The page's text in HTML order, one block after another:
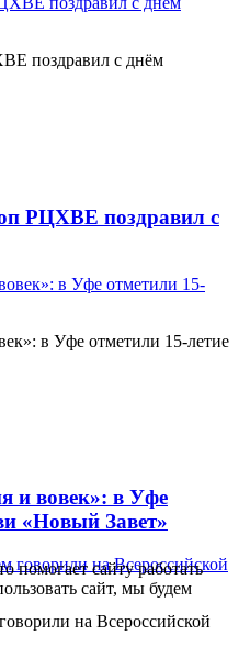
поздравил с днём
РЦХВЕ поздравил с
в Уфе отметили 15-летие
и вовек»: в Уфе
«Новый Завет»
на Всероссийской
помогает сайту работать
сайт, мы будем